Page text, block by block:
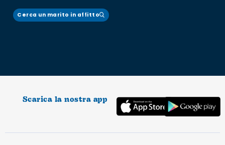
Cerca un marito in affitto
Scarica la nostra app